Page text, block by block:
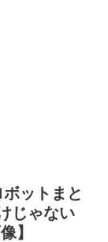
ットまと
じゃない
】